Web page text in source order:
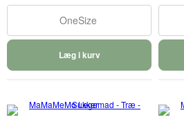
OneSize
Læg i kurv